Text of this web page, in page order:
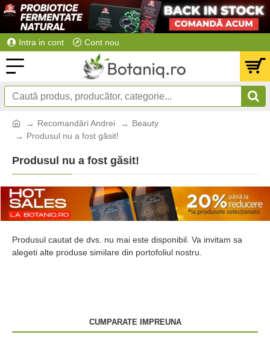
Intra in cont Cont nou
Recomandări Andrei
Beauty
Produsul nu a fost găsit!
Produsul nu a fost găsit!
Produsul cautat de dvs. nu mai este disponibil. Va invitam sa
alegeti alte produse similare din portofoliul nostru.
CUMPARATE IMPREUNA